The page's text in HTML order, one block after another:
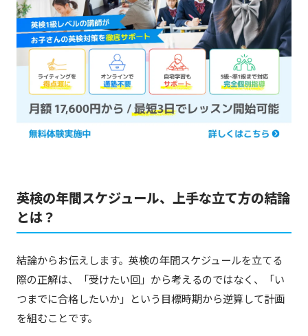
英検の年間スケジュール、上手な立て方の結論
とは？
結論からお伝えします。英検の年間スケジュールを立てる
際の正解は、「受けたい回」から考えるのではなく、「い
つまでに合格したいか」という目標時期から逆算して計画
を組むことです。